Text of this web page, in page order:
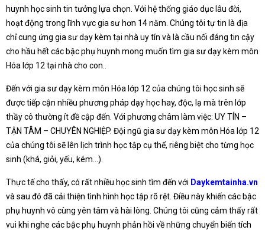
huynh học sinh tin tưởng lựa chọn. Với hệ thống giáo dục lâu đời,
hoạt động trong lĩnh vực gia sư hơn 14 năm. Chúng tôi tự tin là địa
chỉ cung ứng gia sư dạy kèm tại nhà uy tín và là cầu nối đáng tin cậy
cho hầu hết các bậc phụ huynh mong muốn tìm gia sư dạy kèm môn
Hóa lớp 12 tại nhà cho con..
Đến với gia sư dạy kèm môn Hóa lớp 12 của chúng tôi học sinh sẽ
được tiếp cận nhiều phương pháp dạy học hay, độc, lạ mà trên lớp
thầy cô thường ít đề cập đến. Với phương châm làm việc: UY TÍN –
TẬN TÂM – CHUYÊN NGHIỆP. Đội ngũ gia sư dạy kèm môn Hóa lớp 12
của chúng tôi sẽ lên lịch trình học tập cụ thể, riêng biệt cho từng học
sinh (khá, giỏi, yếu, kém…).
Thực tế cho thấy, có rất nhiều học sinh tìm đến với Daykemtainha.vn
và sau đó đã cải thiện tình hình học tập rõ rệt. Điều này khiến các bậc
phụ huynh vô cùng yên tâm và hài lòng. Chúng tôi cũng cảm thấy rất
vui khi nghe các bậc phụ huynh phản hồi về những chuyển biến tích